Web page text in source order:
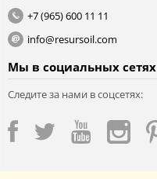
+7 (965) 600 11 11
info@resursoil.com
Мы в социальных сетях
Следите за нами в соцсетях: